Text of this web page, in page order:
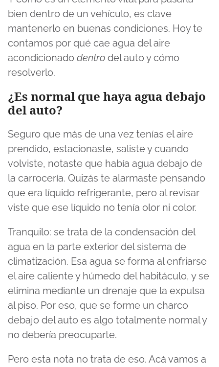
bien dentro de un vehículo, es clave
mantenerlo en buenas condiciones. Hoy te
contamos por qué cae agua del aire
acondicionado dentro del auto y cómo
resolverlo.
¿Es normal que haya agua debajo
del auto?
Seguro que más de una vez tenías el aire
prendido, estacionaste, saliste y cuando
volviste, notaste que había agua debajo de
la carrocería. Quizás te alarmaste pensando
que era líquido refrigerante, pero al revisar
viste que ese líquido no tenía olor ni color.
Tranquilo: se trata de la condensación del
agua en la parte exterior del sistema de
climatización. Esa agua se forma al enfriarse
el aire caliente y húmedo del habitáculo, y se
elimina mediante un drenaje que la expulsa
al piso. Por eso, que se forme un charco
debajo del auto es algo totalmente normal y
no debería preocuparte.
Pero esta nota no trata de eso. Acá vamos a